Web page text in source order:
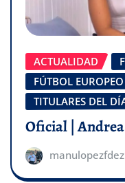
ACTUALIDAD
FÚTBOL EUROPEO
TITULARES DEL
Oficial |
manulopezfdez